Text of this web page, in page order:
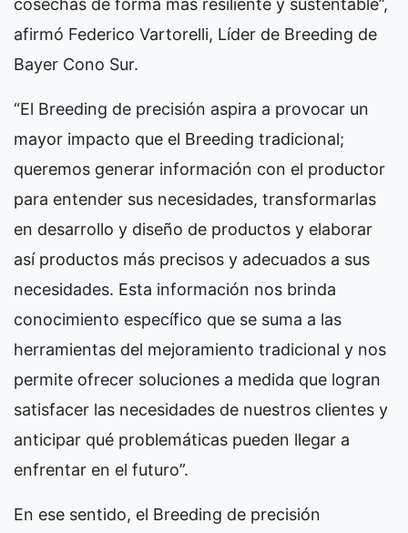
afirmó Federico Vartorelli, Líder de Breeding de
Bayer Cono Sur.
“El Breeding de precisión aspira a provocar un
mayor impacto que el Breeding tradicional;
queremos generar información con el productor
para entender sus necesidades, transformarlas
en desarrollo y diseño de productos y elaborar
así productos más precisos y adecuados a sus
necesidades. Esta información nos brinda
conocimiento específico que se suma a las
herramientas del mejoramiento tradicional y nos
permite ofrecer soluciones a medida que logran
satisfacer las necesidades de nuestros clientes y
anticipar qué problemáticas pueden llegar a
enfrentar en el futuro”.
En ese sentido, el Breeding de precisión